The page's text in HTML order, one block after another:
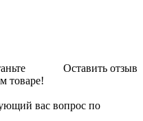
Оставить отзыв
товаре!
вас вопрос по